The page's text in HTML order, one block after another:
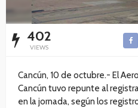
402
VIEWS
Cancún, 10 de octubre.- El
Cancún tuvo repunte al
en la jornada, según los